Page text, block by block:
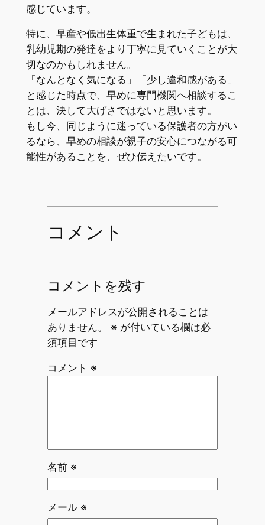
感じています。
特に、早産や低出生体重で生まれた子どもは、
乳幼児期の発達をより丁寧に見ていくことが大
切なのかもしれません。
「なんとなく気になる」「少し違和感がある」
と感じた時点で、早めに専門機関へ相談するこ
とは、決して大げさではないと思います。
もし今、同じように迷っている保護者の方がい
るなら、早めの相談が親子の安心につながる可
能性があることを、ぜひ伝えたいです。
コメント
コメントを残す
メールアドレスが公開されることは
ありません。
※ が付いている欄は必
須項目です
コメント ※
名前 ※
メール ※